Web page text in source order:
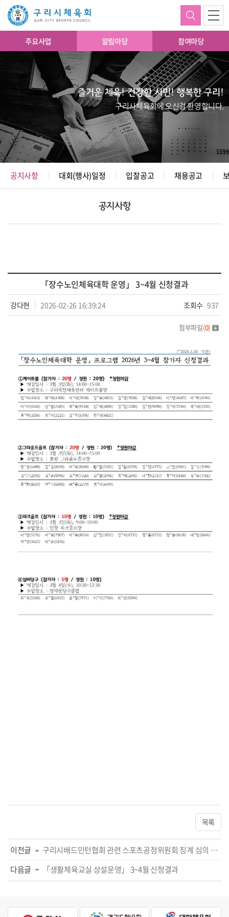
주요사업 알림마당 참여마당
즐거운 체육! 건강한 시민! 행복한 구리!
구리시체육회에 오신걸 환영합니다.
공지사항 대회(행사)일정 입찰공고 채용공고
공지사항
「장수노인체육대학 운영」 3~4월 신청결과
강다현 2026-02-26 16:39:24 조회수 937
첨부파일(0)
목록
이전글
구리시배드민턴협회 관련 스포츠공정위원회 징계 심의 결과 안내
다음글
「생활체육교실 상설운영」 3~4월 신청결과